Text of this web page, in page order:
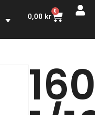
0,00 kr
0